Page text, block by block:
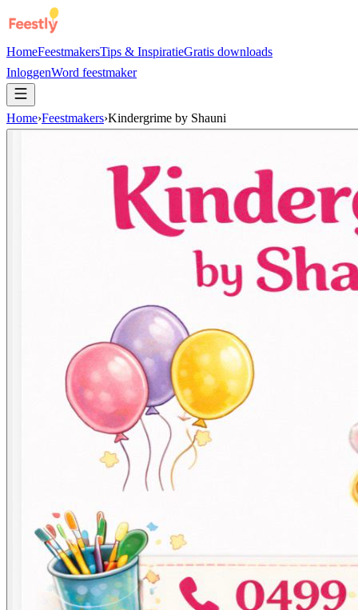
HomeFeestmakersTips & InspiratieGratis downloads
InloggenWord feestmaker
Home›Feestmakers›Kindergrime by Shauni